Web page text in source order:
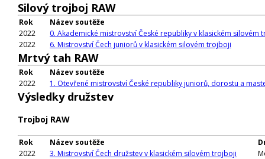
Silový trojboj RAW
Rok
Název soutěže
2022
0. Akademické mistrovství České republiky v klasickém silovém
2022
6. Mistrovství Čech juniorů v klasickém silovém trojboji
Mrtvý tah RAW
Rok
Název soutěže
2022
1. Otevřené mistrovství České republiky juniorů, dorostu a
Výsledky družstev
Trojboj RAW
Rok Název soutěže
2022
3. Mistrovství Čech družstev v klasickém silovém trojboji